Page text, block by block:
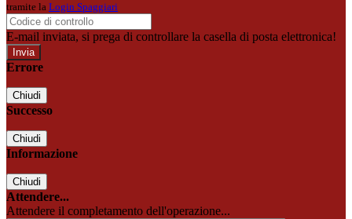
tramite la Login Spaggiari
E-mail inviata, si prega di controllare la casella di posta elettronica!
Errore
Chiudi
Successo
Chiudi
Informazione
Chiudi
Attendere...
Attendere il completamento dell'operazione...